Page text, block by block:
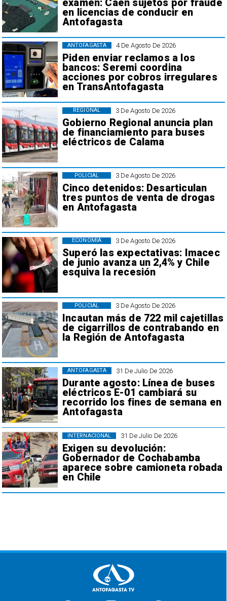
examen: Caen sujetos por fraude
en licencias de conducir en
Antofagasta
4 De Agosto De 2026
Piden enviar reclamos a los
bancos: Seremi coordina
acciones por cobros irregulares
en TransAntofagasta
ANTOFAGASTA
3 De Agosto De 2026
Gobierno Regional anuncia plan
de financiamiento para buses
eléctricos de Calama
REGIONAL
3 De Agosto De 2026
Cinco detenidos: Desarticulan
tres puntos de venta de drogas
en Antofagasta
POLICIAL
3 De Agosto De 2026
Superó las expectativas: Imacec
de junio avanza un 2,4% y Chile
esquiva la recesión
ECONOMÍA
3 De Agosto De 2026
Incautan más de 722 mil cajetillas
de cigarrillos de contrabando en
la Región de Antofagasta
POLICIAL
31 De Julio De 2026
Durante agosto: Línea de buses
eléctricos E-01 cambiará su
recorrido los fines de semana en
Antofagasta
ANTOFAGASTA
31 De Julio De 2026
Exigen su devolución:
Gobernador de Cochabamba
aparece sobre camioneta robada
en Chile
INTERNACIONAL